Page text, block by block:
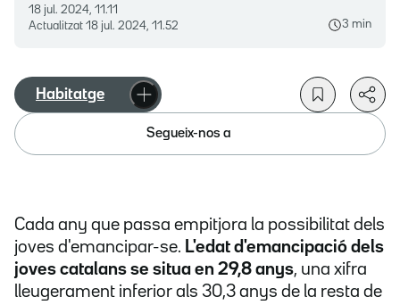
18 jul. 2024, 11.11
Actualitzat 18 jul. 2024, 11.52 3 min
Habitatge
Segueix-nos a
Cada any que passa empitjora la possibilitat dels
joves d'emancipar-se. L'edat d'emancipació dels
joves catalans se situa en 29,8 anys, una xifra
lleugerament inferior als 30,3 anys de la resta de